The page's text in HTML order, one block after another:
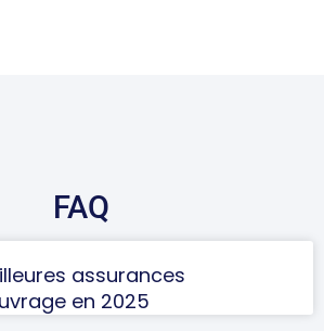
FAQ
assurances
en 2025